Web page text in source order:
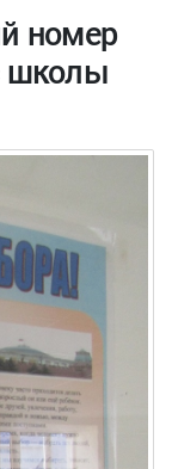
номер
школы